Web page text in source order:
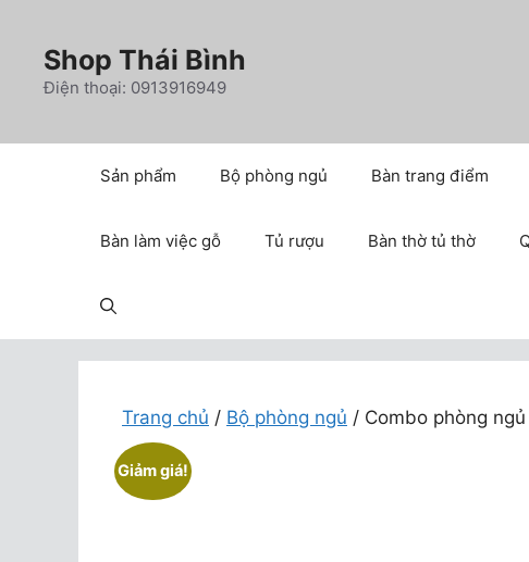
dung
Shop Thái Bình
Điện thoại: 0913916949
Sản phẩm Bộ phòng ngủ Bàn trang điểm
Bàn làm việc gỗ Tủ rượu Bàn thờ tủ thờ
Trang chủ / Bộ phòng ngủ / Combo phòng
Giảm giá!